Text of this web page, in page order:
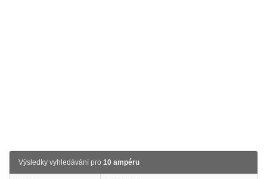
Výsledky vyhledávání pro 10 ampéru